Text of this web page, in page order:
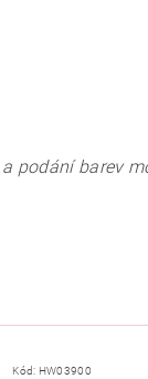
podání barev
Kód: HW03900